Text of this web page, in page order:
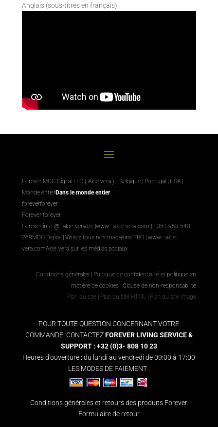
Anglais (sous-titres en français)
Forever MDG Digital LLC ( Aloe vera ) - Belgique | Portugal | USA |
Monde entierDans le monde entier
foreverforever
Forever forever
Forever info @ -aloe-vera.be | www. -aloe-vera.com | +351 963 540
268MDG Digital Visitez tous nos magasins FBO| www. -aloe-
vera.comAloe Vera sur les médias sociaux
Conditions générales
Politique de confidentialité et politique en
matière de cookies |Clause de non-responsabilité
Plan du site
Plan du site HTML Plan du site image
POUR TOUTE QUESTION CONCERNANT VOTRE
COMMANDE, CONTACTEZFOREVER LIVING SERVICE &
SUPPORT : +32 (0)3- 808 10 23
Heures d'ouverture : du lundi au vendredi de 09:00 à 17:00
LES MODES DE PAIEMENT :
Conditions générales et retours des produits Forever
Formulaire de retour